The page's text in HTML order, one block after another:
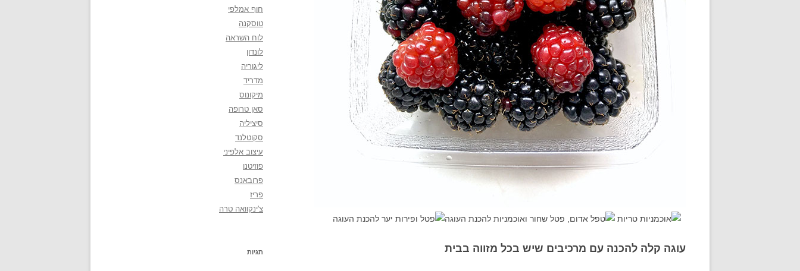
עוגה קלה להכנה עם מרכיבים שיש בכל מזווה בבית
חוף אמלפי
טוסקנה
לוח השראה
לונדון
ליגוריה
מדריד
מיקונוס
סאן טרופה
סיציליה
סקוטלנד
עיצוב אלפיני
פוזיטנו
פרובאנס
פריז
צ'ינקוואה טרה
תגיות